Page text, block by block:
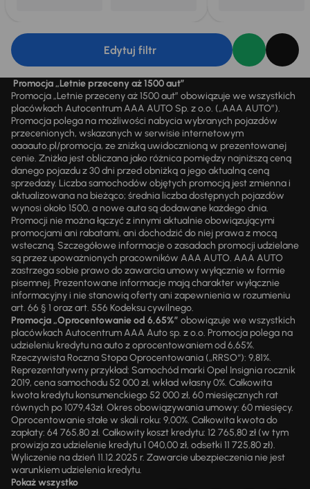
Edytuj filtr
Promocja „Letnie przeceny aż 1500 aut”
Promocja „Letnie przeceny aż 1500 aut” obowiązuje we wszystkich
placówkach Autocentrum AAA AUTO Sp. z o.o. („AAA AUTO”).
Promocja polega na możliwości nabycia wybranych pojazdów
przecenionych, wskazanych w serwisie internetowym
aaaauto.pl/promocja, ze zniżką uwidocznioną w prezentowanej
cenie. Zniżka jest obliczana jako różnica pomiędzy najniższą ceną
danego pojazdu z 30 dni przed obniżką a jego aktualną ceną
sprzedaży. Liczba samochodów objętych promocją jest zmienna i
aktualizowana na bieżąco; średnia liczba dostępnych pojazdów
wynosi około 1500, a nowe auta są dodawane każdego dnia.
Promocji nie można łączyć z innymi aktualnie obowiązującymi
promocjami ani rabatami, ani dochodzić do niej prawa z mocą
wsteczną. Szczegółowe informacje o zasadach promocji udzielane
są przez upoważnionych pracowników AAA AUTO. AAA AUTO
zastrzega sobie prawo do zawarcia umowy wyłącznie w formie
pisemnej. Prezentowane informacje mają charakter wyłącznie
informacyjny i nie stanowią oferty ani zapewnienia w rozumieniu
art. 66 § 1 oraz art. 556 Kodeksu cywilnego.
Promocja „Oprocentowanie od 6,65%” obowiązuje we wszystkich
placówkach Autocentrum AAA Auto sp. z o.o. Promocja polega na
udzieleniu kredytu na auto z oprocentowaniem od 6,65%.
Rzeczywista Roczna Stopa Oprocentowania („RRSO“): 9,81%.
Reprezentatywny przykład: Samochód marki Opel Insignia rocznik
2019, cena samochodu 52 000 zł, wkład własny 0%. Całkowita
kwota kredytu konsumenckiego 52 000 zł, 60 miesięcznych rat
równych po 1079,43zł. Okres obowiązywania umowy: 60 miesięcy.
Oprocentowanie stałe w skali roku: 9,00%. Całkowita kwota do
zapłaty: 64 765,80 zł. Całkowity koszt kredytu: 12 765,80 zł (w tym
prowizja za udzielenie kredytu 1 040,00 zł, odsetki 11 725,80 zł).
Wyliczenie na dzień 11.12.2025 r. Zawarcie ubezpieczenia nie jest
warunkiem udzielenia kredytu.
Pokaż wszystko